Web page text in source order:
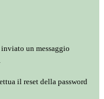
inviato un messaggio
il reset della password